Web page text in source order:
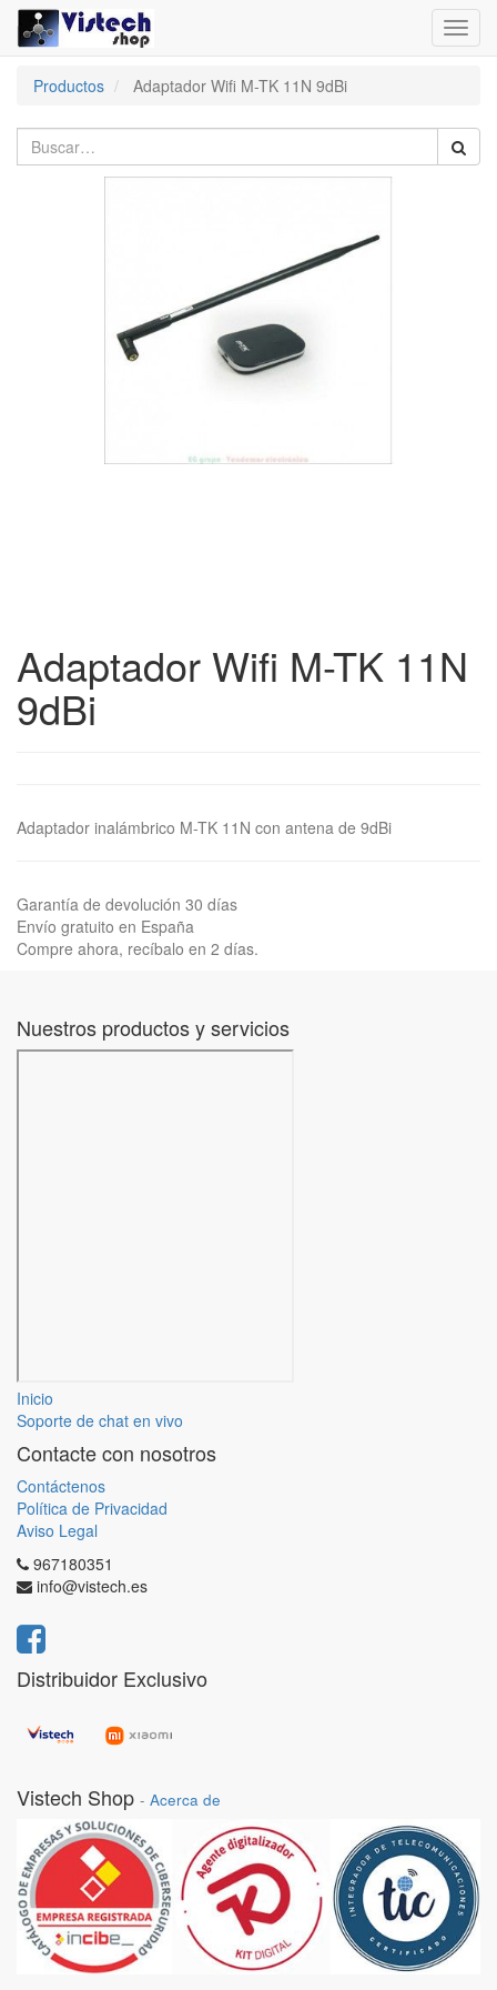
Productos
Adaptador Wifi M-TK 11N 9dBi
Adaptador Wifi M-TK 11N
9dBi
Adaptador inalámbrico M-TK 11N con antena de 9dBi
Garantía de devolución 30 días
Envío gratuito en España
Compre ahora, recíbalo en 2 días.
Nuestros productos y servicios
Inicio
Soporte de chat en vivo
Contacte con nosotros
Contáctenos
Política de Privacidad
Aviso Legal
967180351
info@vistech.es
Distribuidor Exclusivo
Vistech Shop - Acerca de